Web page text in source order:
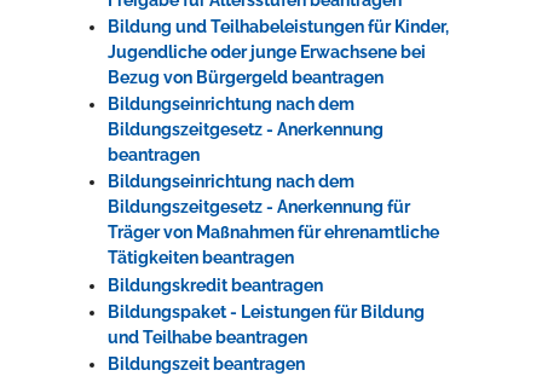
Bildung und Teilhabeleistungen für Kinder,
Jugendliche oder junge Erwachsene bei
Bezug von Bürgergeld beantragen
Bildungseinrichtung nach dem
Bildungszeitgesetz - Anerkennung
beantragen
Bildungseinrichtung nach dem
Bildungszeitgesetz - Anerkennung für
Träger von Maßnahmen für ehrenamtliche
Tätigkeiten beantragen
Bildungskredit beantragen
Bildungspaket - Leistungen für Bildung
und Teilhabe beantragen
Bildungszeit beantragen